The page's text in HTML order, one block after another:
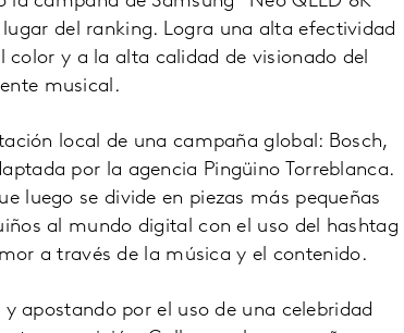
del ranking. Logra una alta efectividad
y a la alta calidad de visionado del
musical.
local de una campaña global: Bosch,
por la agencia Pingüino Torreblanca.
luego se divide en piezas más pequeñas
al mundo digital con el uso del hashtag
a través de la música y el contenido.
apostando por el uso de una celebridad